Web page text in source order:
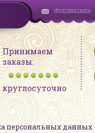
обратная связь
Принимаем
заказы:
круглосуточно
персональных данных